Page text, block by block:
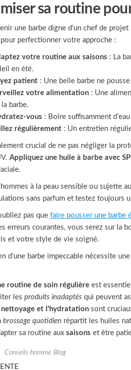
sa routine
une barbe digne d’un chef de
perfectionner votre approche :
votre routine aux saisons : La
en été.
patient : Une belle barbe ne
votre alimentation : Une
barbe.
vous : Boire suffisamment
régulièrement : Un entretien
crucial de ne pas négliger la
Appliquez une huile à barbe avec
à la peau sensible ou sujette
sans parfum et testez toujours
pas que faire pousser une barbe
erreurs courantes, vous serez sur la
et votre style de vie soigné.
d’une barbe impeccable nécessite
routine de soin régulière est
les produits inadaptés qui peuvent
nettoyage et l’hydratation sont
brossage quotidien répartit les huiles
sa routine aux saisons et être
Conseils homme Blog